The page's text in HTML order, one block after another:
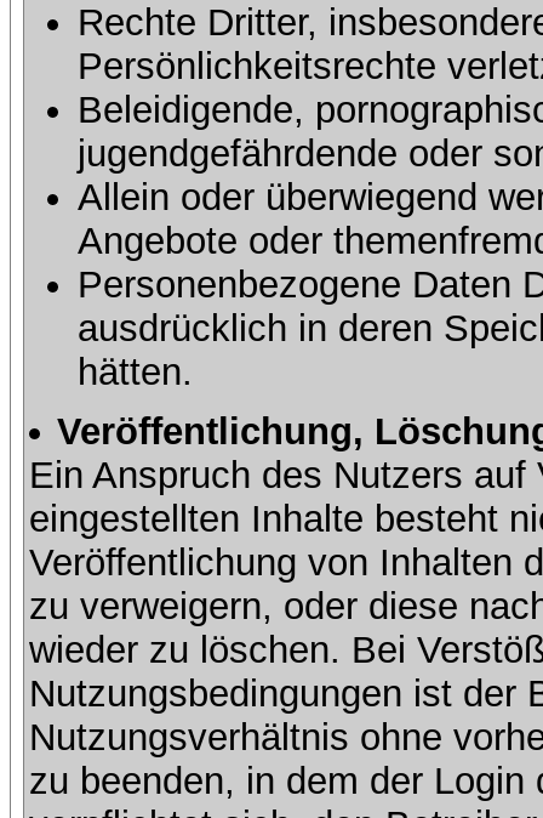
Rechte Dritter,
Persönlichkeitsrechte
Beleidigende,
jugendgefährdende oder
Allein oder überwiegend
Angebote oder
Personenbezogene Daten
ausdrücklich in deren
hätten.
Veröffentlichung,
Ein Anspruch des Nutzers
eingestellten Inhalte besteht
Veröffentlichung von Inhalten
zu verweigern, oder diese
wieder zu löschen. Bei
Nutzungsbedingungen ist der
Nutzungsverhältnis ohne
zu beenden, in dem der